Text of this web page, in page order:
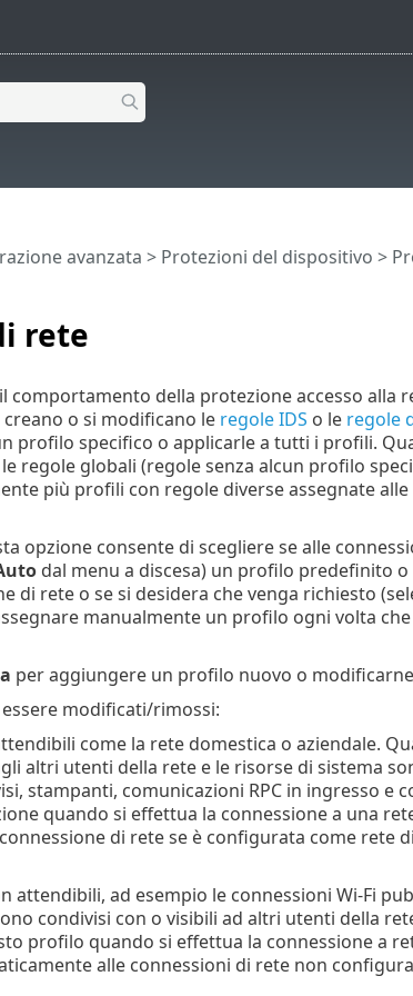
rete
avanzata > Protezioni del dispositivo >
della protezione accesso alla
o si modificano le regole IDS o le regole
profilo specifico o applicarle a tutti i profili.
regole globali (regole senza alcun profilo
più profili con regole diverse assegnate
opzione consente di scegliere se alle
dal menu a discesa) un profilo predefinito
di rete o se si desidera che venga richiesto
manualmente un profilo ogni volta
per aggiungere un profilo nuovo o
modificati/rimossi:
come la rete domestica o aziendale.
altri utenti della rete e le risorse di sistema
stampanti, comunicazioni RPC in ingresso e
quando si effettua la connessione a una
di rete se è configurata come rete
ad esempio le connessioni Wi-Fi
condivisi con o visibili ad altri utenti della
profilo quando si effettua la connessione a
alle connessioni di rete non